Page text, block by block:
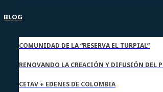
BLOG
COMUNIDAD DE LA “RESERVA EL TURPIAL”
RENOVANDO LA CREACIÓN Y DIFUSIÓN DEL
CETAV + EDENES DE COLOMBIA